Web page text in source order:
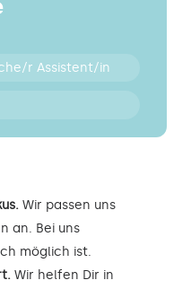
r Assistent/in
Wir passen uns
an. Bei uns
möglich ist.
Wir helfen Dir in